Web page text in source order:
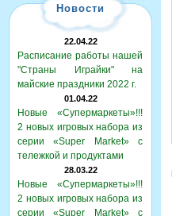
Новости
22.04.22
Расписание работы нашей
"Страны Играйки" на
майские праздники 2022 г.
01.04.22
Новые «Супермаркеты»!!!
2 новых игровых набора из
серии «Super Market» с
тележкой и продуктами
28.03.22
Новые «Супермаркеты»!!!
2 новых игровых набора из
серии «Super Market» с